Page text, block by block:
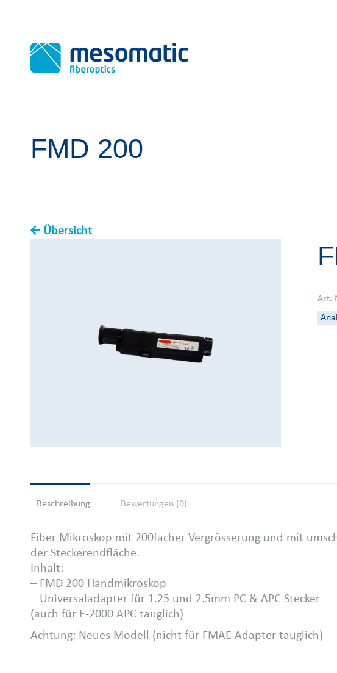
FMD 200
Übersicht
Art.
Beschreibung Bewertungen (0)
Fiber Mikroskop mit 200facher Vergrösserung und mit
der Steckerendfläche.
Inhalt:
– FMD 200 Handmikroskop
– Universaladapter für 1.25 und 2.5mm PC & APC Stecker
(auch für E-2000 APC tauglich)
Achtung: Neues Modell (nicht für FMAE Adapter tauglich)